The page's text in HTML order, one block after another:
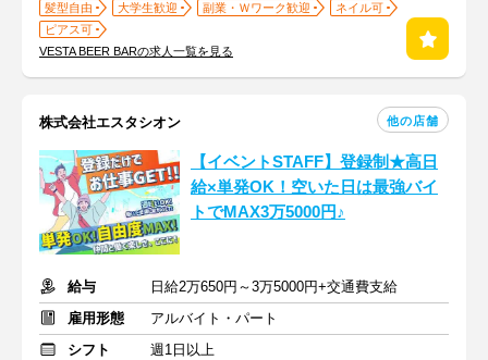
髪型自由 大学生歓迎 副業・Ｗワーク歓迎
ネイル可
ピアス可
VESTA BEER BARの求人一覧を見る
株式会社エスタシオン 他の店舗
【イベントSTAFF】登録制★高日
給×単発OK！空いた日は最強バイ
トでMAX3万5000円♪
給与
日給2万650円～3万5000円+交通費支給
雇用形態
アルバイト・パート
シフト
週1日以上